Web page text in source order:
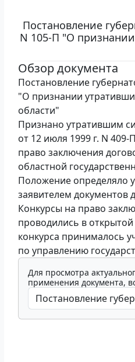
Постановление
N 105-П "О
Обзор документа
Постановление
"О признании
области"
Признано утратившим
от 12 июля 1999 г. N
право заключения
областной
Положение определяло
заявителем документов
Конкурсы на право
проводились в
конкурса принималось
по управлению
Для просмотра
применения документа,